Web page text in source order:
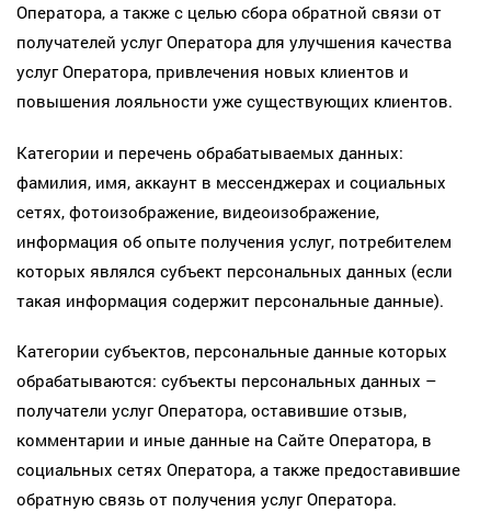
Оператора, а также с целью сбора обратной связи от
получателей услуг Оператора для улучшения качества
услуг Оператора, привлечения новых клиентов и
повышения лояльности уже существующих клиентов.
Категории и перечень обрабатываемых данных:
фамилия, имя, аккаунт в мессенджерах и социальных
сетях, фотоизображение, видеоизображение,
информация об опыте получения услуг, потребителем
которых являлся субъект персональных данных (если
такая информация содержит персональные данные).
Категории субъектов, персональные данные которых
обрабатываются: субъекты персональных данных –
получатели услуг Оператора, оставившие отзыв,
комментарии и иные данные на Сайте Оператора, в
социальных сетях Оператора, а также предоставившие
обратную связь от получения услуг Оператора.